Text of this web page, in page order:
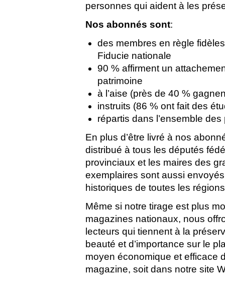
personnes qui aident à les
Nos abonnés sont:
des membres en règle
Fiducie nationale
90 % affirment un
patrimoine
à l’aise (près de 40 %
instruits (86 % ont fait des
répartis dans l’ensemble
En plus d’être livré à nos
distribué à tous les députés
provinciaux et les maires des
exemplaires sont aussi
historiques de toutes les
Même si notre tirage est plus
magazines nationaux, nous
lecteurs qui tiennent à la
beauté et d’importance sur le
moyen économique et efficace
magazine, soit dans notre site